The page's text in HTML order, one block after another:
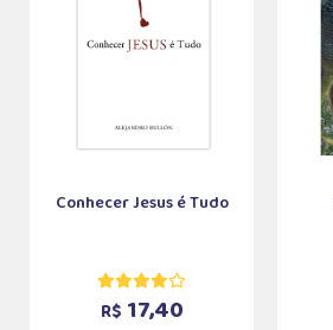
Conhecer Jesus é Tudo
R$ 17,40